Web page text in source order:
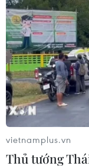
#Triều Tiên
#Virus 2019-nCoV
vietnamplus.vn
Thủ tướng